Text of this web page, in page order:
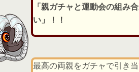
「親ガチャと運動会の組み
い」！！
最高の両親をガチャで引き